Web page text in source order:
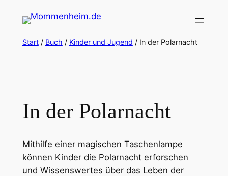
Inhalt
springen
Start/ Buch / Kinder und Jugend / In der Polarnacht
In der Polarnacht
Mithilfe einer magischen Taschenlampe
können Kinder die Polarnacht erforschen
und Wissenswertes über das Leben der